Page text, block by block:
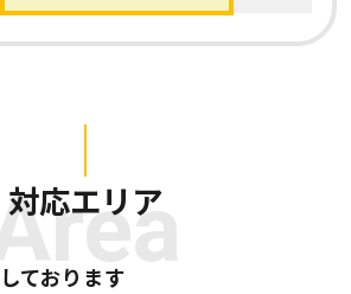
Area
対応エリア
ております